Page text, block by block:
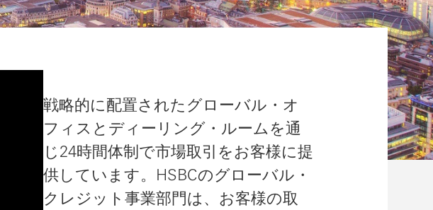
戦略的に配置されたグローバル・オ
フィスとディーリング・ルームを通
じ24時間体制で市場取引をお客様に提
供しています。HSBCのグローバル・
クレジット事業部門は、お客様の取